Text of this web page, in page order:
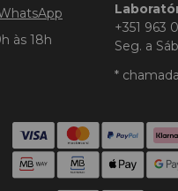
às 18h
+351 963
Seg. a
*